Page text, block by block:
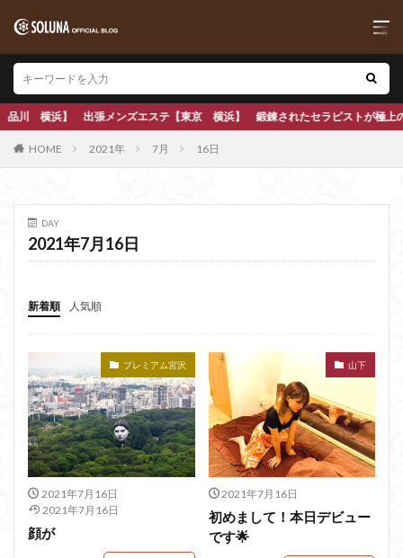
エステ【東京 横浜】 鍛錬されたセラピストが極上の本格アロママッサー
HOME 2021年 7月 16日
DAY
2021年7月16日
新着順 人気順
プレミアム宮沢
2021年7月16日
2021年7月16日
顔が
山下
2021年7月16日
初めまして！本日デビュー
です🌟